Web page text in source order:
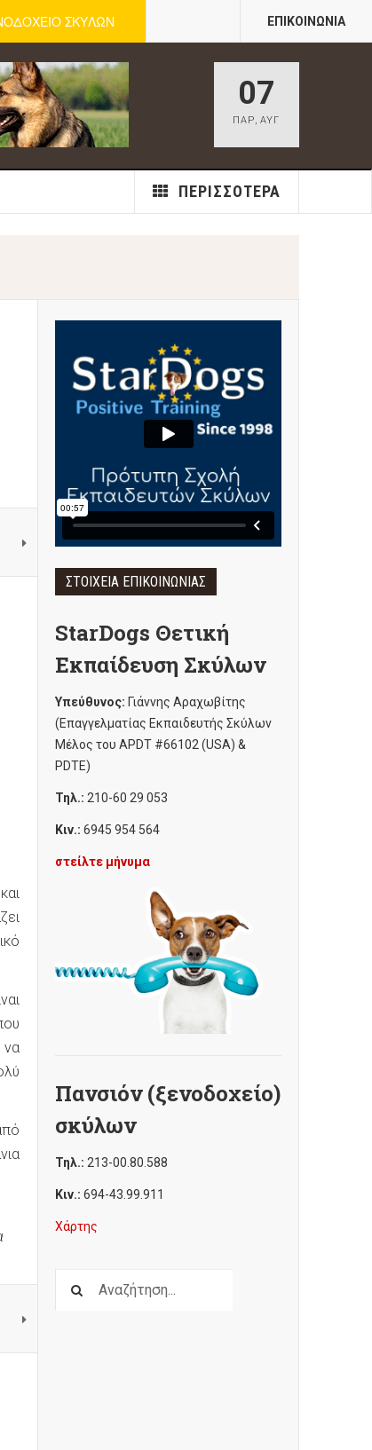
ΣΚΥΛΩΝ ΕΠΙΚΟΙΝΩΝΊΑ
07
ΠΑΡ,ΑΥΓ
ΠΕΡΙΣΣΌΤΕΡΑ
να
ΣΤΟΙΧΕΊΑ ΕΠΙΚΟΙΝΩΝΊΑΣ
StarDogs Θετική
Εκπαίδευση Σκύλων
Υπεύθυνος: Γιάννης Αραχωβίτης
(Επαγγελματίας Εκπαιδευτής Σκύλων
Μέλος του APDT #66102 (USA) &
PDTE)
Τηλ.: 210-60 29 053
Κιν.: 6945 954 564
στείλτε μήνυμα
Πανσιόν (ξενοδοχείο)
σκύλων
Τηλ.: 213-00.80.588
Κιν.: 694-43.99.911
Χάρτης